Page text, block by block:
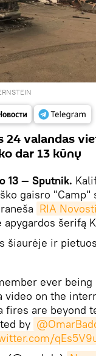
24 valandas
dar 13 kūnų
13 — Sputnik.
gaisro "Camp"
RIA Novosti
šerifą
šiaurėje ir
ever being
video on the
fires are beyond
by